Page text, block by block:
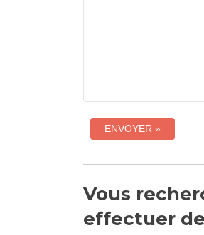
Vous
effectuer